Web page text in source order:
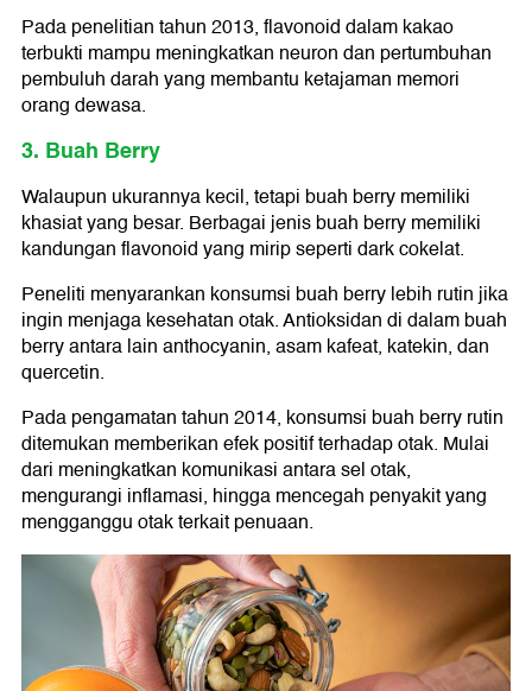
Pada penelitian tahun 2013, flavonoid dalam kakao
terbukti mampu meningkatkan neuron dan pertumbuhan
pembuluh darah yang membantu ketajaman memori
orang dewasa.
3. Buah Berry
Walaupun ukurannya kecil, tetapi buah berry memiliki
khasiat yang besar. Berbagai jenis buah berry memiliki
kandungan flavonoid yang mirip seperti dark cokelat.
Peneliti menyarankan konsumsi buah berry lebih rutin jika
ingin menjaga kesehatan otak. Antioksidan di dalam buah
berry antara lain anthocyanin, asam kafeat, katekin, dan
quercetin.
Pada pengamatan tahun 2014, konsumsi buah berry rutin
ditemukan memberikan efek positif terhadap otak. Mulai
dari meningkatkan komunikasi antara sel otak,
mengurangi inflamasi, hingga mencegah penyakit yang
mengganggu otak terkait penuaan.